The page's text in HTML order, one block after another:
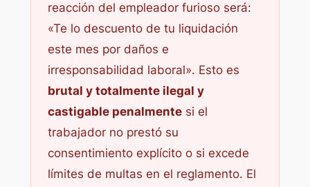
reacción del empleador furioso será:
«Te lo descuento de tu liquidación
este mes por daños e
irresponsabilidad laboral». Esto es
brutal y totalmente ilegal y
castigable penalmentesi el
trabajador no prestó su
consentimiento explícito o si excede
límites de multas en el reglamento. El